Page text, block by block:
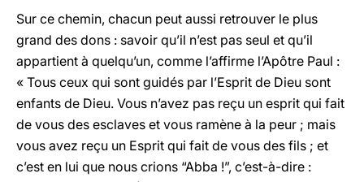
Sur ce chemin, chacun peut aussi retrouver le plus
grand des dons : savoir qu’il n’est pas seul et qu’il
appartient à quelqu’un, comme l’affirme l’Apôtre Paul :
« Tous ceux qui sont guidés par l’Esprit de Dieu sont
enfants de Dieu. Vous n’avez pas reçu un esprit qui fait
de vous des esclaves et vous ramène à la peur ; mais
vous avez reçu un Esprit qui fait de vous des fils ; et
c’est en lui que nous crions “Abba !”, c’est-à-dire :